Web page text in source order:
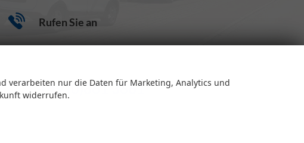
Rufen Sie an
+49 (0)861 3661
verarbeiten nur die Daten für Marketing, Analytics und
widerrufen.